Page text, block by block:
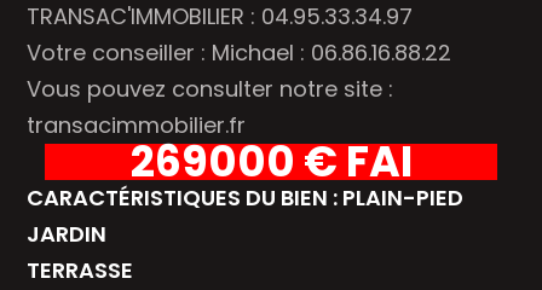
TRANSAC'IMMOBILIER : 04.95.33.34.97
Votre conseiller : Michael : 06.86.16.88.22
Vous pouvez consulter notre site :
transacimmobilier.fr
269000 € FAI
CARACTÉRISTIQUES DU BIEN : PLAIN-PIED
JARDIN
TERRASSE